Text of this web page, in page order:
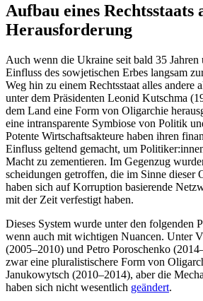
Aufbau eines Rechtsstaats
Herausforderung
Auch wenn die Ukraine seit bald 35 Jahren
Einfluss des sowje­tischen Erbes langsam
Weg hin zu einem Rechtsstaat alles andere
unter dem Präsi­denten Leonid Kutschma
dem Land eine Form von Oligar­chie
eine in­transparente Symbiose von Politik
Potente Wirtschafts­akteure haben ihren
Einfluss geltend gemacht, um
Macht zu zemen­tieren. Im Gegenzug
scheidungen getroffen, die im Sinne dieser
haben sich auf Kor­rup­tion basierende
mit der Zeit verfestigt haben.
Dieses System wurde unter den folgenden
wenn auch mit wich­tigen Nuancen. Unter
(2005–2010) und Petro Poro­schenko
zwar eine pluralistischere Form von
Janukowytsch (2010–2014), aber die
haben sich nicht wesentlich geändert.